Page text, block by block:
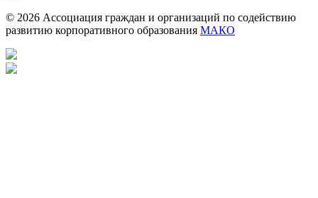
© 2026 Ассоциация граждан и организаций по содействию
развитию корпоративного образования МАКО